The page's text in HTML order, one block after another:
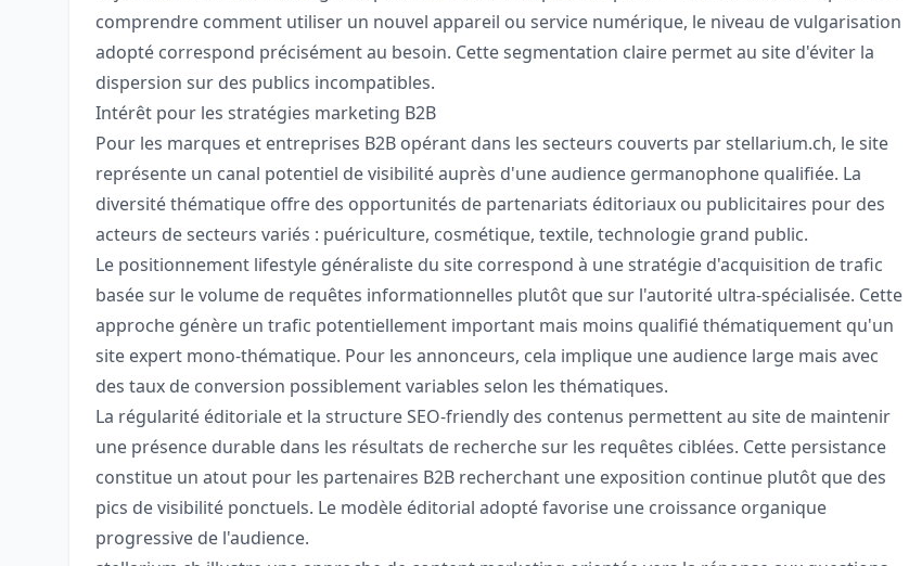
comprendre comment utiliser un nouvel appareil ou service numérique, le niveau de vulgarisation
adopté correspond précisément au besoin. Cette segmentation claire permet au site d'éviter la
dispersion sur des publics incompatibles.
Intérêt pour les stratégies marketing B2B
Pour les marques et entreprises B2B opérant dans les secteurs couverts par stellarium.ch, le site
représente un canal potentiel de visibilité auprès d'une audience germanophone qualifiée. La
diversité thématique offre des opportunités de partenariats éditoriaux ou publicitaires pour des
acteurs de secteurs variés : puériculture, cosmétique, textile, technologie grand public.
Le positionnement lifestyle généraliste du site correspond à une stratégie d'acquisition de trafic
basée sur le volume de requêtes informationnelles plutôt que sur l'autorité ultra-spécialisée. Cette
approche génère un trafic potentiellement important mais moins qualifié thématiquement qu'un
site expert mono-thématique. Pour les annonceurs, cela implique une audience large mais avec
des taux de conversion possiblement variables selon les thématiques.
La régularité éditoriale et la structure SEO-friendly des contenus permettent au site de maintenir
une présence durable dans les résultats de recherche sur les requêtes ciblées. Cette persistance
constitue un atout pour les partenaires B2B recherchant une exposition continue plutôt que des
pics de visibilité ponctuels. Le modèle éditorial adopté favorise une croissance organique
progressive de l'audience.